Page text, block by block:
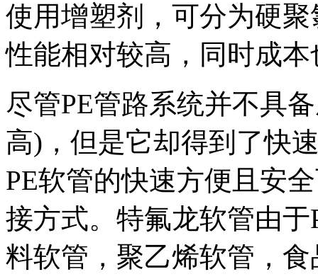
使用增塑剂，可分为硬
性能相对较高，同时成
尽管PE管路系统并不具
高)，但是它却得到了快
PE软管的快速方便且安
接方式。特氟龙软管由
料软管，聚乙烯软管，